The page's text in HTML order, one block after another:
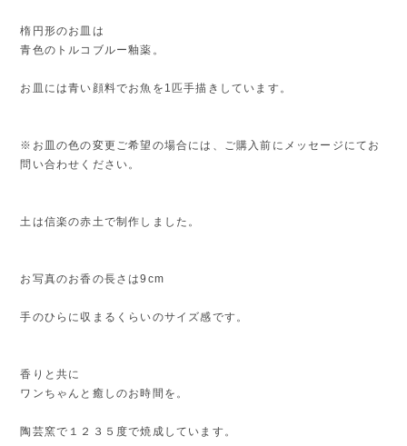
楕円形のお皿は
青色のトルコブルー釉薬。
お皿には青い顔料でお魚を1匹手描きしています。
※お皿の色の変更ご希望の場合には、ご購入前にメッセージにてお
問い合わせください。
土は信楽の赤土で制作しました。
お写真のお香の長さは9cm
手のひらに収まるくらいのサイズ感です。
香りと共に
ワンちゃんと癒しのお時間を。
陶芸窯で１２３５度で焼成しています。